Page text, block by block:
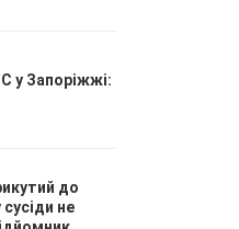
у Запоріжжі:
до
не